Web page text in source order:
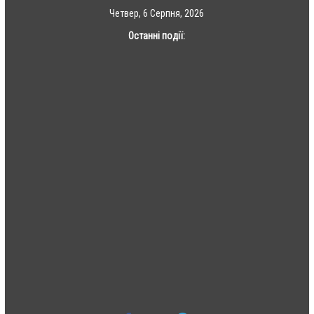
Четвер, 6 Серпня, 2026
Останні події: